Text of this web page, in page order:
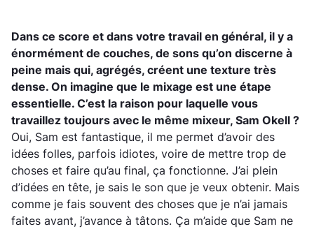
Dans ce score et dans votre travail en général, il y a
énormément de couches, de sons qu’on discerne à
peine mais qui, agrégés, créent une texture très
dense. On imagine que le mixage est une étape
essentielle. C’est la raison pour laquelle vous
travaillez toujours avec le même mixeur, Sam Okell ?
Oui, Sam est fantastique, il me permet d’avoir des
idées folles, parfois idiotes, voire de mettre trop de
choses et faire qu’au final, ça fonctionne. J’ai plein
d’idées en tête, je sais le son que je veux obtenir. Mais
comme je fais souvent des choses que je n’ai jamais
faites avant, j’avance à tâtons. Ça m’aide que Sam ne